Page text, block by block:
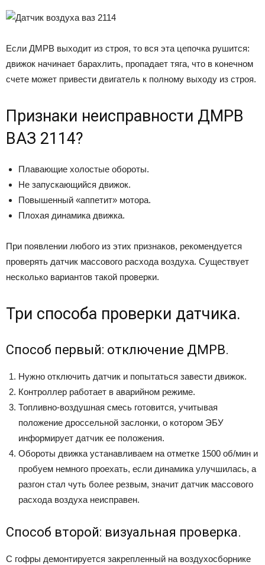
Если ДМРВ выходит из строя, то вся эта цепочка рушится:
движок начинает барахлить, пропадает тяга, что в конечном
счете может привести двигатель к полному выходу из строя.
Признаки неисправности ДМРВ
ВАЗ 2114?
Плавающие холостые обороты.
Не запускающийся движок.
Повышенный «аппетит» мотора.
Плохая динамика движка.
При появлении любого из этих признаков, рекомендуется
проверять датчик массового расхода воздуха. Существует
несколько вариантов такой проверки.
Три способа проверки датчика.
Способ первый: отключение ДМРВ.
Нужно отключить датчик и попытаться завести движок.
Контроллер работает в аварийном режиме.
Топливно-воздушная смесь готовится, учитывая
положение дроссельной заслонки, о котором ЭБУ
информирует датчик ее положения.
Обороты движка устанавливаем на отметке 1500 об/мин и
пробуем немного проехать, если динамика улучшилась, а
разгон стал чуть более резвым, значит датчик массового
расхода воздуха неисправен.
Способ второй: визуальная проверка.
С гофры демонтируется закрепленный на воздухосборнике